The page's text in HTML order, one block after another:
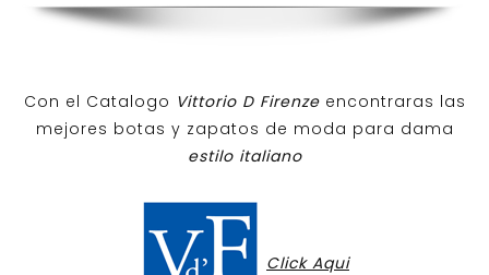
Con el Catalogo Vittorio D Firenzeencontraras las
mejores botas y zapatos de moda para dama
estilo italiano
Click Aqui